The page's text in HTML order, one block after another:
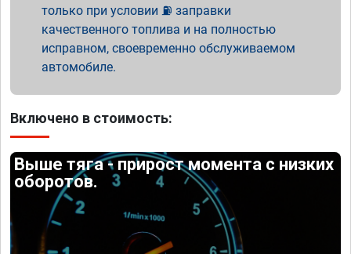
только при условии ⛽ заправки
качественного топлива и на полностью
исправном, своевременно обслуживаемом
автомобиле.
Включено в стоимость:
Выше тяга - прирост момента с низких
оборотов.